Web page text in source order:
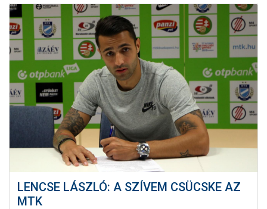
LENCSE LÁSZLÓ: A SZÍVEM CSÜCSKE AZ
MTK